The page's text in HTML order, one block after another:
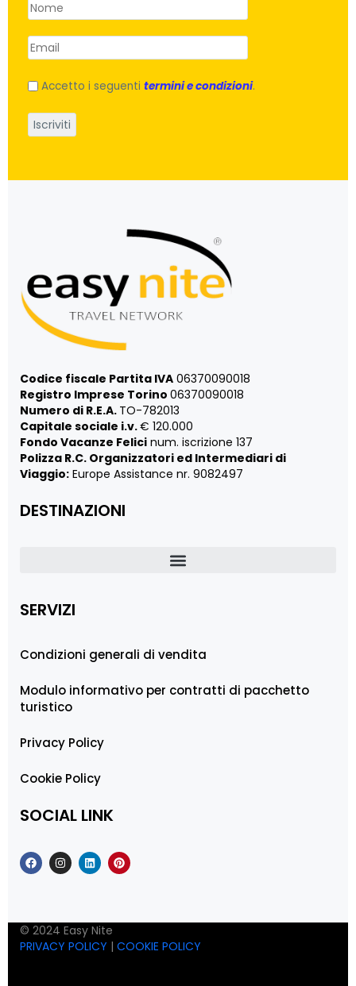
Accetto i seguenti termini e condizioni.
Codice fiscale Partita IVA 06370090018
Registro Imprese Torino 06370090018
Numero di R.E.A. TO-782013
Capitale sociale i.v.€ 120.000
Fondo Vacanze Felici num. iscrizione 137
Polizza R.C. Organizzatori ed Intermediari di
Viaggio: Europe Assistance nr. 9082497
DESTINAZIONI
SERVIZI
Condizioni generali di vendita
Modulo informativo per contratti di pacchetto
turistico
Privacy Policy
Cookie Policy
SOCIAL LINK
© 2024 Easy Nite
PRIVACY POLICY | COOKIE POLICY